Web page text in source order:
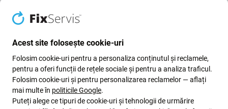
Acest site folosește cookie-uri
Folosim cookie-uri pentru a personaliza conținutul și reclamele,
pentru a oferi funcții de rețele sociale și pentru a analiza traficul.
Folosim cookie-uri și pentru personalizarea reclamelor — aflați
mai multe în politicile Google.
Puteți alege ce tipuri de cookie-uri și tehnologii de urmărire